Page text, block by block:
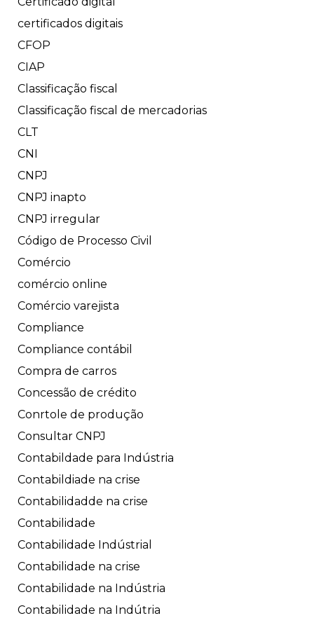
certificados digitais
CFOP
CIAP
Classificação fiscal
Classificação fiscal de mercadorias
CLT
CNI
CNPJ
CNPJ inapto
CNPJ irregular
Código de Processo Civil
Comércio
comércio online
Comércio varejista
Compliance
Compliance contábil
Compra de carros
Concessão de crédito
Conrtole de produção
Consultar CNPJ
Contabildade para Indústria
Contabildiade na crise
Contabilidadde na crise
Contabilidade
Contabilidade Indústrial
Contabilidade na crise
Contabilidade na Indústria
Contabilidade na Indútria